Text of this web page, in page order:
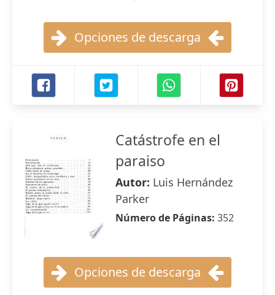
Opciones de descarga
Catástrofe en el
paraiso
Autor: Luis Hernández
Parker
Número de Páginas: 352
Opciones de descarga